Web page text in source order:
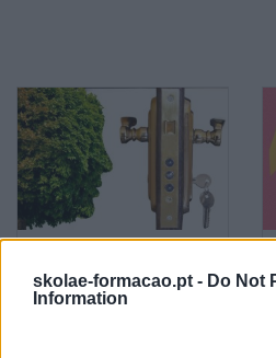
skolae-formacao.pt - Do Not
Information
Corporativa, Qual O Papel
Dos Líderes?